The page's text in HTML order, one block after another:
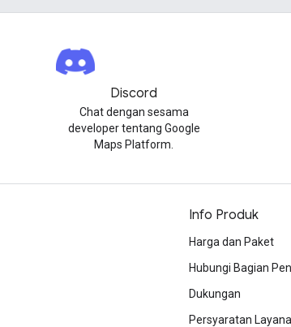
Discord
Chat dengan sesama
developer tentang Google
Maps Platform.
Info Produk
Harga dan Paket
Hubungi Bagian
Dukungan
Persyaratan